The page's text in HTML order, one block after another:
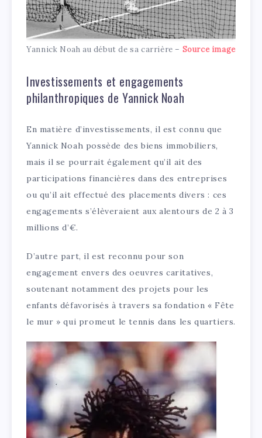
Yannick Noah au début de sa carrière – Source image
Investissements et engagements
philanthropiques de Yannick Noah
En matière d’investissements, il est connu que
Yannick Noah possède des biens immobiliers,
mais il se pourrait également qu’il ait des
participations financières dans des entreprises
ou qu’il ait effectué des placements divers : ces
engagements s’élèveraient aux alentours de 2 à 3
millions d’€.
D’autre part, il est reconnu pour son
engagement envers des oeuvres caritatives,
soutenant notamment des projets pour les
enfants défavorisés à travers sa fondation « Fête
le mur » qui promeut le tennis dans les quartiers.